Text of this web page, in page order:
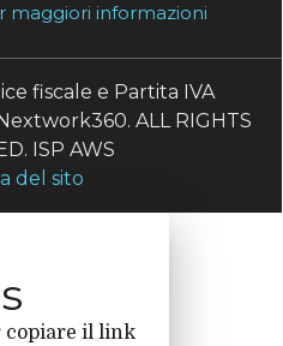
maggiori informazioni
fiscale e Partita IVA
ALL RIGHTS
ISP AWS
del sito
copiare il link